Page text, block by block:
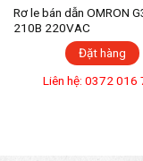
Rơ le bán dẫn OMRON
210B 220VAC
Đặt hàng
Liên hệ: 0372 016